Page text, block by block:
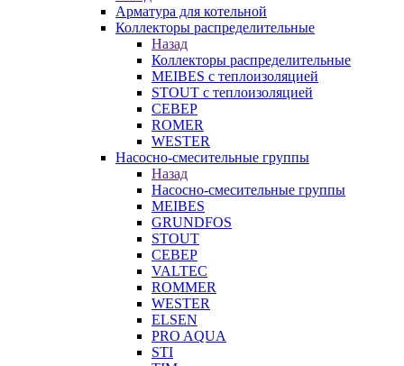
Арматура для котельной
Коллекторы распределительные
Назад
Коллекторы распределительные
MEIBES с теплоизоляцией
STOUT с теплоизоляцией
СЕВЕР
ROMER
WESTER
Насосно-смесительные группы
Назад
Насосно-смесительные группы
MEIBES
GRUNDFOS
STOUT
СЕВЕР
VALTEC
ROMMER
WESTER
ELSEN
PRO AQUA
STI